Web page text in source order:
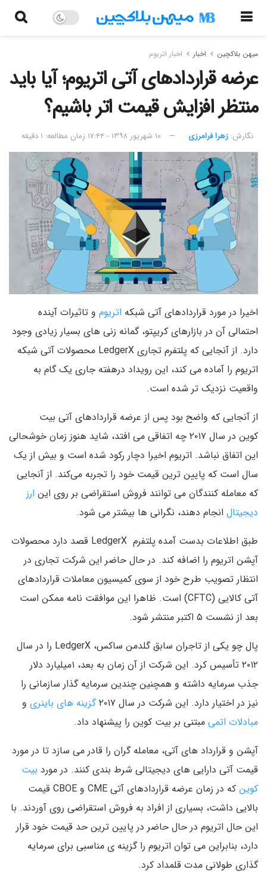
میهن بلاکچین اخبار اخبار اتریوم
عرضه قراردادهای آتی اتریوم؛ آیا باید
منتظر افزایش قیمت اتر باشیم؟
نگارش:‌ زهرا فرامرزی ۱۰ شهریور ۱۳۹۸ - ۱۷:۴۴ زمان مطالعه: ۱ دقیقه
اخیرا در مورد قراردادهای آتی شبکه اتریوم و تاثیرات آینده
احتمالی آن در بازارهای کریپتو، گمانه زنی های بسیار زیادی وجود
دارد. از آنجایی که پلتفرم تجاری LedgerX محصولات آتی شبکه
اتریوم را آماده می کند، این رویداد درهفته جاری یک گام به
واقعیت نزدیک تر شده است.
از آنجایی که واضح بود پس از عرضه قراردادهای آتی بیت
کوین در سال ۲۰۱۷ چه اتفاقی می افتد، شاید هنوز زمان خوشحالی
این اتفاق نباشد. اتریوم اخیرا دچار رکود شده است و بیش از یک
سال است که پایین ترین قیمت خود را تجربه می‌کند. از آنجایی
که معامله کنندگان می توانند فروش استقراضی بر روی این ارز
دیجیتال انجام دهند، نگرانی ها بیشتر می شود.
طبق اطلاعات بدست آمده پلتفرم LedgerX قصد دارد محصولات
آپشن اتریوم را اضافه کند. در حال حاضر این شرکت تجاری در
انتظار تصویب طرح خود از سوی کمیسیون معاملات قراردادهای
آتی کالایی (CFTC) است. ظاهرا این موافقت نامه ممکن است
بعد از نشست ۵ اکتبر منتشر شود.
پال چو یکی از تاجران سابق گلدمن ساکس، LedgerX را در سال
۲۰۱۲ تأسیس کرد. این شرکت از آن زمان به بعد، ۱میلیارد دلار
جذب سرمایه داشته و همچنین چندین سرمایه گذار سازمانی را
نیز در اختیار دارد. این شرکت در سال ۲۰۱۷
گزینه های باینری و
مبادلات اتمی مبتنی بر بیت کوین را پیشنهاد داد.
آپشن و قرارداد های آتی، معامله گران را قادر می سازد تا در مورد
قیمت آتی دارایی های دیجیتالی شرط بندی کنند. در مورد بیت
کوین
که در زمان عرضه قراردادهای آتی CME و CBOE قیمت
بالایی داشت، بسیاری از افراد به فروش استقراضی روی آوردند. با
این حال اتریوم در حال حاضر در پایین ترین حد قیمت خود قرار
دارد، بنابراین می توان اتریوم را گزینه ی مناسبی برای سرمایه
گذاری طولانی مدت قلمداد کرد.